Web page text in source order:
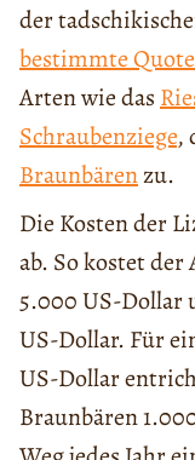
der
bestimmte Quote
Arten wie das
Schraubenziege,
Braunbärenzu.
Die Kosten der
ab. So kostet der
5.000 US-Dollar
US-Dollar. Für
US-Dollar
Braunbären